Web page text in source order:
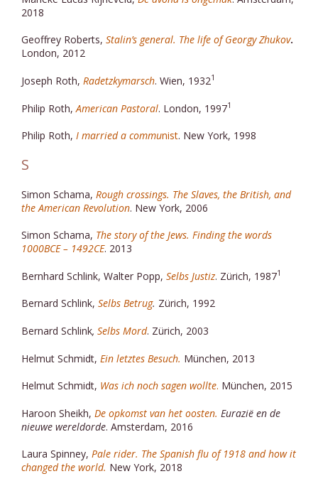
2018
Geoffrey Roberts, Stalin’s general. The life of Georgy Zhukov.
London, 2012
Joseph Roth, Radetzkymarsch. Wien, 19321
Philip Roth, American Pastoral. London, 19971
Philip Roth, I married a communist. New York, 1998
S
Simon Schama, Rough crossings. The Slaves, the British, and
the American Revolution. New York, 2006
Simon Schama, The story of the Jews. Finding the words
1000BCE – 1492CE. 2013
Bernhard Schlink, Walter Popp, Selbs Justiz. Zürich, 19871
Bernard Schlink, Selbs Betrug. Zürich, 1992
Bernard Schlink, Selbs Mord. Zürich, 2003
Helmut Schmidt, Ein letztes Besuch. München, 2013
Helmut Schmidt, Was ich noch sagen wollte. München, 2015
Haroon Sheikh, De opkomst van het oosten. Eurazië en de
nieuwe wereldorde. Amsterdam, 2016
Laura Spinney, Pale rider. The Spanish flu of 1918 and how it
changed the world. New York, 2018